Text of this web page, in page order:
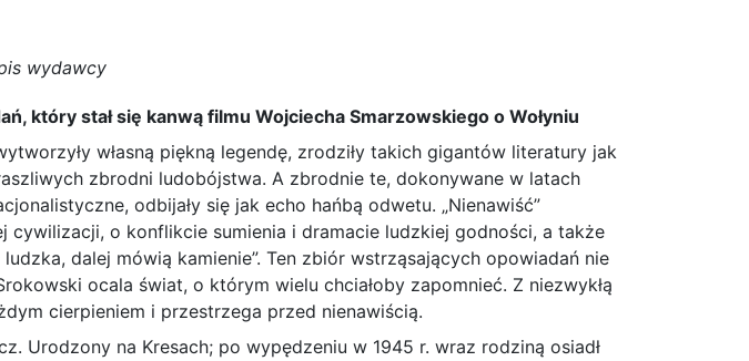
wydawcy
który stał się kanwą filmu Wojciecha Smarzowskiego o Wołyniu
własną piękną legendę, zrodziły takich gigantów literatury jak
zbrodni ludobójstwa. A zbrodnie te, dokonywane w latach
odbijały się jak echo hańbą odwetu. „Nienawiść”
o konflikcie sumienia i dramacie ludzkiej godności, a także
dalej mówią kamienie”. Ten zbiór wstrząsających opowiadań nie
ocala świat, o którym wielu chciałoby zapomnieć. Z niezwykłą
cierpieniem i przestrzega przed nienawiścią.
Urodzony na Kresach; po wypędzeniu w 1945 r. wraz rodziną osiadł